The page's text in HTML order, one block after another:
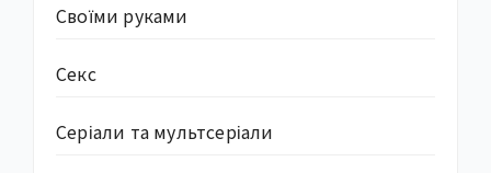
Своїми руками
Секс
Серіали та мультсеріали